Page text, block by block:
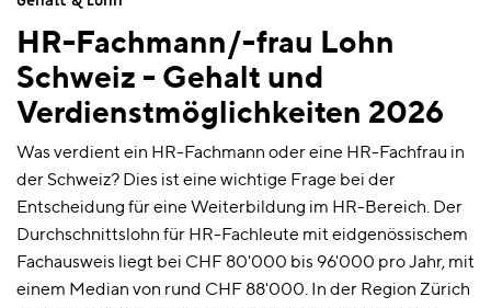
HR-Fachmann/-frau Lohn
Schweiz - Gehalt und
Verdienstmöglichkeiten 2026
Was verdient ein HR-Fachmann oder eine HR-Fachfrau in
der Schweiz? Dies ist eine wichtige Frage bei der
Entscheidung für eine Weiterbildung im HR-Bereich. Der
Durchschnittslohn für HR-Fachleute mit eidgenössischem
Fachausweis liegt bei CHF 80'000 bis 96'000 pro Jahr, mit
einem Median von rund CHF 88'000. In der Region Zürich